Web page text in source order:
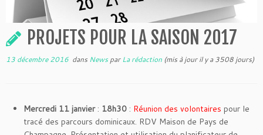
PROJETS POUR LA SAISON 2017
13 décembre 2016 dans NewsparLa rédaction (mis à jour il y a 3508 jours)
Mercredi 11 janvier: 18h30 : Réunion des volontaires pour le
tracé des parcours dominicaux. RDV Maison de Pays de